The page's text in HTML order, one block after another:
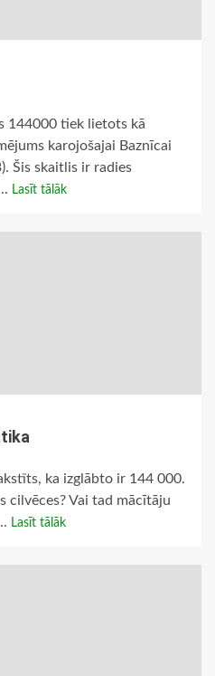
144000 tiek lietots kā
karojošajai Baznīcai
Šis skaitlis ir radies
Lasīt tālāk
ka izglābto ir 144 000.
cilvēces? Vai tad mācītāju
Lasīt tālāk